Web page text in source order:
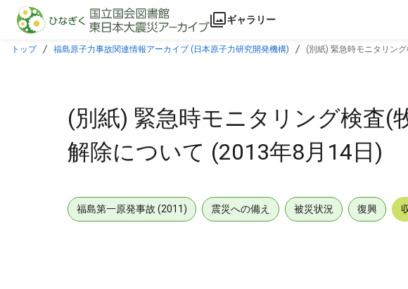
本文に飛ぶ
ギャラリー
トップ 福島原子力事故関連情報アーカイブ (日本原子力研究開発機構) (別紙) 緊急時モニタリン
(別紙) 緊急時モニタリング検査(
解除について (2013年8月14日)
福島第一原発事故 (2011) 震災への備え 被災状況 復興